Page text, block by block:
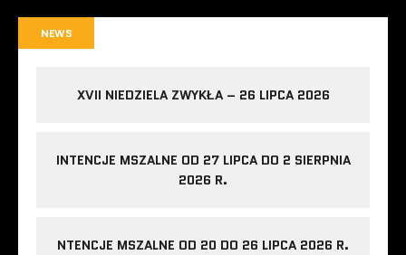
NEWS
XVII NIEDZIELA ZWYKŁA – 26 LIPCA 2026
INTENCJE MSZALNE OD 27 LIPCA DO 2 SIERPNIA
2026 R.
NTENCJE MSZALNE OD 20 DO 26 LIPCA 2026 R.